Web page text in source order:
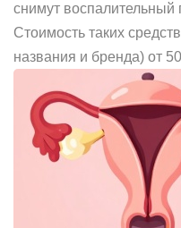
снимут воспалительный
Стоимость таких
названия и бренда) от